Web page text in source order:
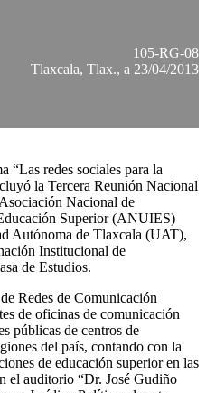
105-RG-08
Tlaxcala, Tlax., a 23/04/2013
“Las redes sociales para la
la Tercera Reunión Nacional
Nacional de
Superior (ANUIES)
Autónoma de Tlaxcala (UAT),
Institucional de
de Estudios.
Redes de Comunicación
de oficinas de comunicación
públicas de centros de
del país, contando con la
de educación superior en las
el auditorio “Dr. José Gudiño